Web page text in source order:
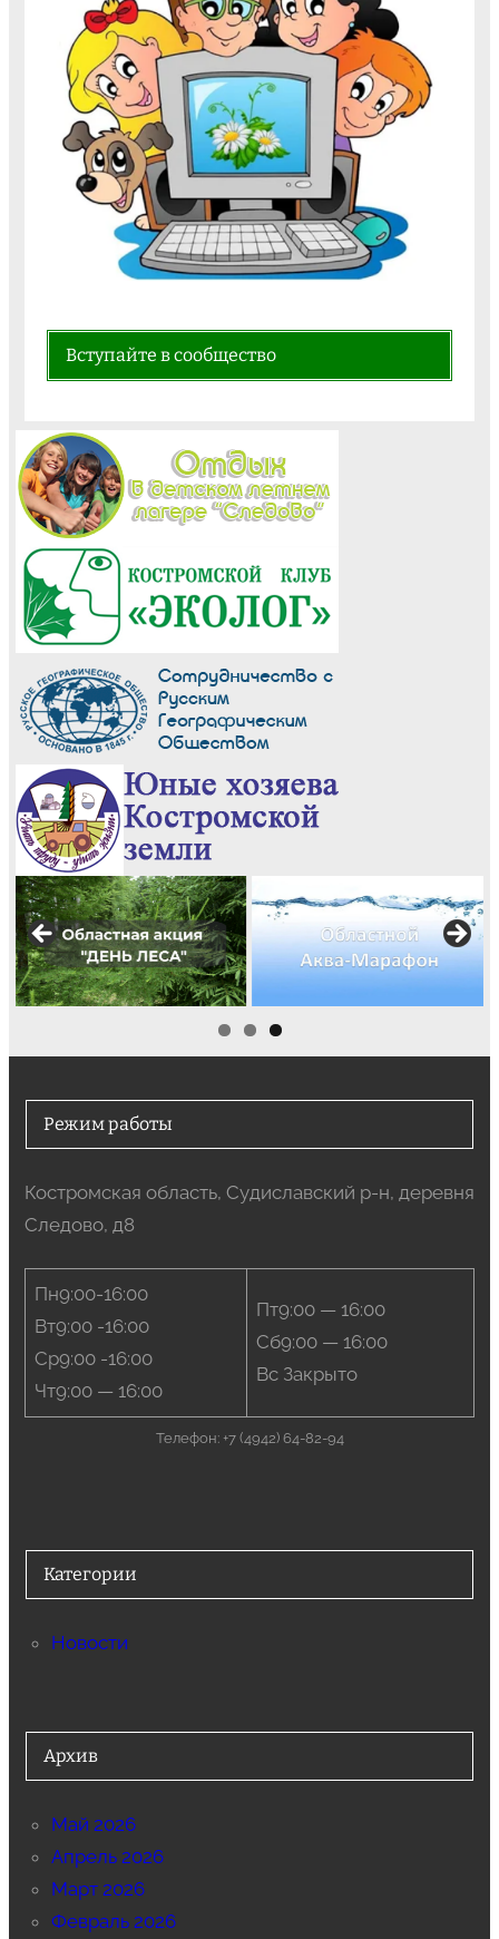
Вступайте в сообщество
Режим работы
Костромская область, Судиславский р-н, деревня
Следово, д8
Пн9:00-16:00
Вт9:00 -16:00
Ср9:00 -16:00
Чт9:00 — 16:00
Пт9:00 — 16:00
Сб9:00 — 16:00
Вс Закрыто
Телефон: +7 (4942) 64-82-94
Категории
Новости
Архив
Май 2026
Апрель 2026
Март 2026
Февраль 2026